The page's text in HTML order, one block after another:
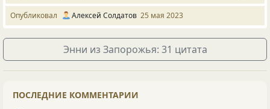
Опубликовал Алексей Солдатов 25 мая 2023
Энни из Запорожья: 31 цитата
ПОСЛЕДНИЕ КОММЕНТАРИИ